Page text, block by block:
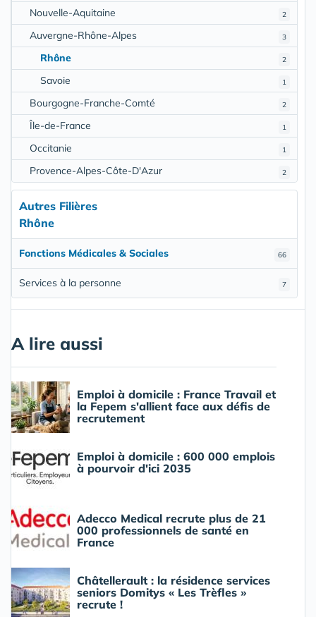
2
Nouvelle-Aquitaine
3
Auvergne-Rhône-Alpes
2
Rhône
1
Savoie
2
Bourgogne-Franche-Comté
1
Île-de-France
1
Occitanie
2
Provence-Alpes-Côte-D'Azur
Autres Filières
Rhône
66
Fonctions Médicales & Sociales
7
Services à la personne
A lire aussi
Emploi à domicile : France Travail et
la Fepem s'allient face aux défis de
recrutement
Emploi à domicile : 600 000 emplois
à pourvoir d'ici 2035
Adecco Medical recrute plus de 21
000 professionnels de santé en
France
Châtellerault : la résidence services
seniors Domitys « Les Trèfles »
recrute !